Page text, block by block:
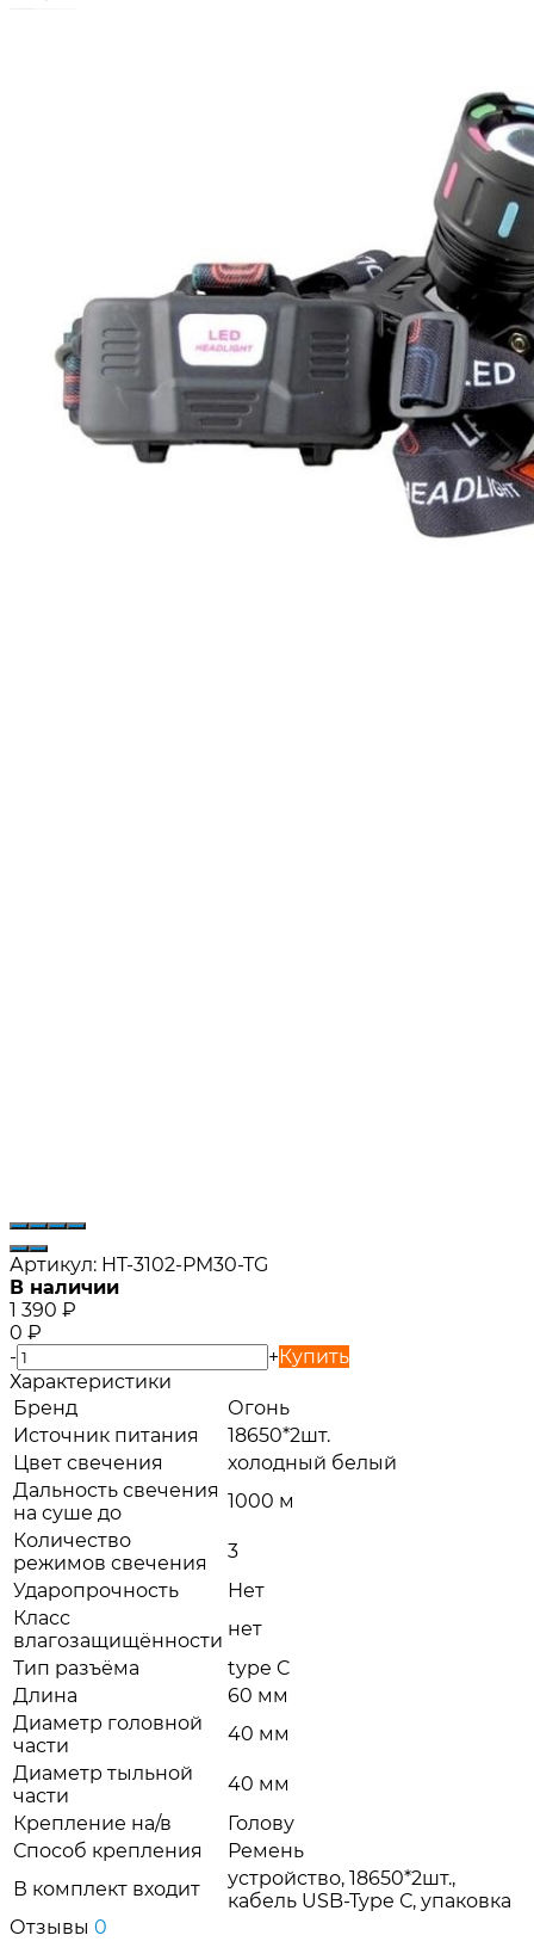
Артикул: HT-3102-PM30-TG
В наличии
1 390 ₽
0 ₽
-
+Купить
Характеристики
Бренд
Огонь
Источник питания
18650*2шт.
Цвет свечения
холодный белый
Дальность свечения
на суше до
1000 м
Количество
режимов свечения
3
Ударопрочность
Нет
Класс
влагозащищённости
нет
Тип разъёма
type C
Длина
60 мм
Диаметр головной
части
40 мм
Диаметр тыльной
части
40 мм
Крепление на/в
Голову
Способ крепления
Ремень
В комплект входит
устройство, 18650*2шт.,
кабель USB-Type С, упаковка
Отзывы 0